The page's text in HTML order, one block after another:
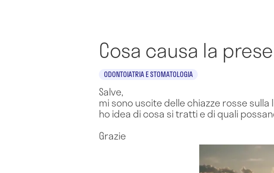
Cosa causa la
ODONTOIATRIA E STOMATOLOGIA
Salve,
mi sono uscite delle chiazze rosse
ho idea di cosa si tratti e di quali
Grazie